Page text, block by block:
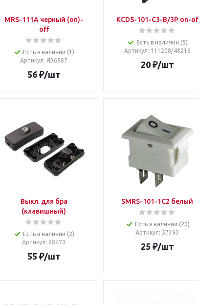
MRS-111A черный (on)-
off
Есть в наличии (1)
Артикул: Я36587
56₽/шт
KCD5-101-C3-B/3P on-of
Есть в наличии (5)
Артикул: 111208/48218
20₽/шт
Выкл. для бра
(клавишный)
Есть в наличии (2)
Артикул: 68470
55 ₽/шт
SMRS-101-1C2 белый
Есть в наличии (20)
Артикул: 57393
25 ₽/шт